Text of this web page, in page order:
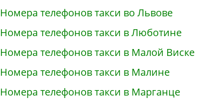
Номера телефонов такси во Львове
Номера телефонов такси в Люботине
Номера телефонов такси в Малой Виске
Номера телефонов такси в Малине
Номера телефонов такси в Марганце